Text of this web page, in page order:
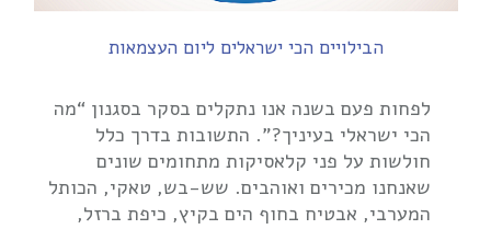
הבילויים הכי ישראלים ליום העצמאות
לפחות פעם בשנה אנו נתקלים בסקר בסגנון “מה
הכי ישראלי בעיניך?”. התשובות בדרך כלל
חולשות על פני קלאסיקות מתחומים שונים
שאנחנו מכירים ואוהבים. שש-בש, טאקי, הכותל
המערבי, אבטיח בחוף הים בקיץ, כיפת ברזל,